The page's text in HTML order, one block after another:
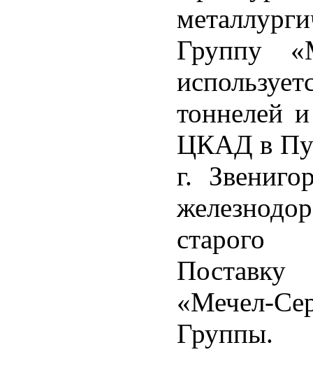
Группу
тоннелей
ЦКАД в
г.
старого
Поставку
«Мечел-
Группы.